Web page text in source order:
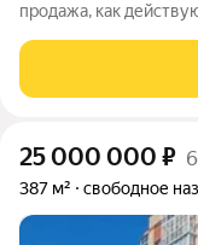
продажа, как
Остается мебель и
25 000 000 ₽
387 м² свободное